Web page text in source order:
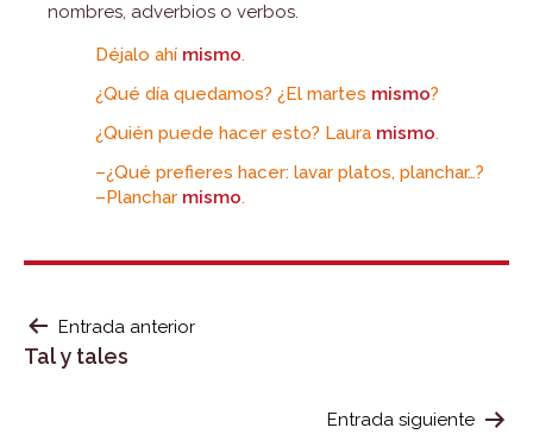
nombres, adverbios o verbos.
Déjalo ahí mismo.
¿Qué día quedamos? ¿El martes mismo?
¿Quién puede hacer esto? Laura mismo.
–¿Qué prefieres hacer: lavar platos, planchar…?
–Planchar mismo.
NAVEGACIÓN
DE
Entrada anterior
Tal y tales
Entrada siguiente